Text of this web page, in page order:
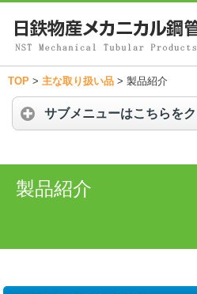
TOP > 主な取り扱い品 > 製品紹介
サブメニューはこちらを
製品紹介